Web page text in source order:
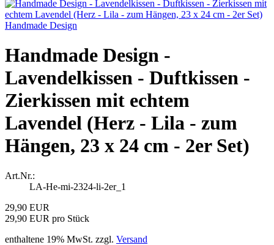
Handmade Design
Handmade Design -
Lavendelkissen - Duftkissen -
Zierkissen mit echtem
Lavendel (Herz - Lila - zum
Hängen, 23 x 24 cm - 2er Set)
Art.Nr.:
LA-He-mi-2324-li-2er_1
29,90 EUR
29,90 EUR pro Stück
enthaltene 19% MwSt. zzgl. Versand